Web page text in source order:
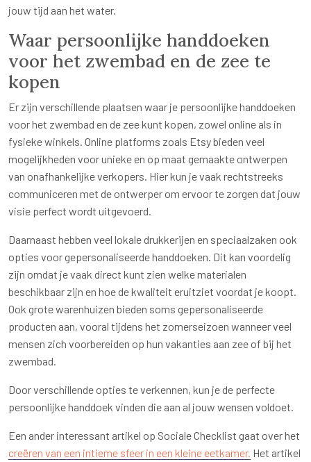
jouw tijd aan het water.
Waar persoonlijke handdoeken
voor het zwembad en de zee te
kopen
Er zijn verschillende plaatsen waar je persoonlijke handdoeken
voor het zwembad en de zee kunt kopen, zowel online als in
fysieke winkels. Online platforms zoals Etsy bieden veel
mogelijkheden voor unieke en op maat gemaakte ontwerpen
van onafhankelijke verkopers. Hier kun je vaak rechtstreeks
communiceren met de ontwerper om ervoor te zorgen dat jouw
visie perfect wordt uitgevoerd.
Daarnaast hebben veel lokale drukkerijen en speciaalzaken ook
opties voor gepersonaliseerde handdoeken. Dit kan voordelig
zijn omdat je vaak direct kunt zien welke materialen
beschikbaar zijn en hoe de kwaliteit eruitziet voordat je koopt.
Ook grote warenhuizen bieden soms gepersonaliseerde
producten aan, vooral tijdens het zomerseizoen wanneer veel
mensen zich voorbereiden op hun vakanties aan zee of bij het
zwembad.
Door verschillende opties te verkennen, kun je de perfecte
persoonlijke handdoek vinden die aan al jouw wensen voldoet.
Een ander interessant artikel op Sociale Checklist gaat over het
creëren van een intieme sfeer in een kleine eetkamer. Het artikel